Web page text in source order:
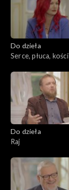
Do dzieła
Serce, płuca, kości
Do dzieła
Raj